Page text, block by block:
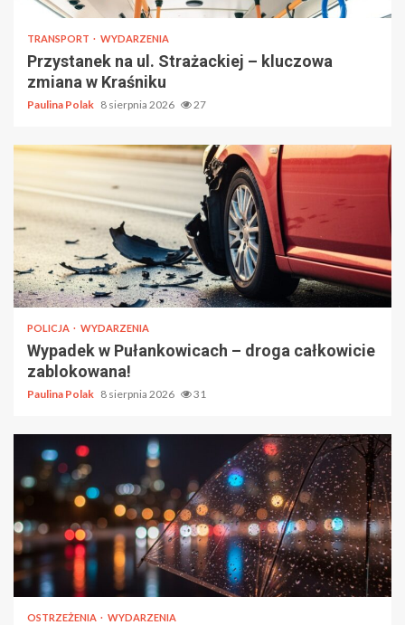
TRANSPORT WYDARZENIA
Przystanek na ul. Strażackiej – kluczowa
zmiana w Kraśniku
Paulina Polak 8 sierpnia 2026 27
POLICJA WYDARZENIA
Wypadek w Pułankowicach – droga całkowicie
zablokowana!
Paulina Polak 8 sierpnia 2026 31
OSTRZEŻENIA WYDARZENIA